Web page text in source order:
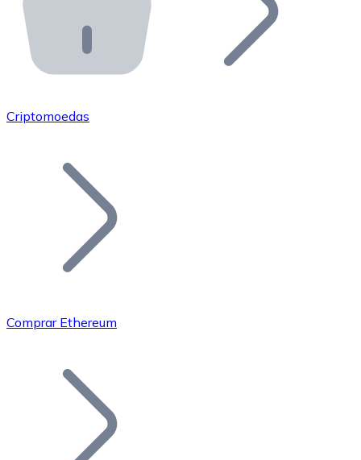
API Bitnovo
Integre nossa API no seu ecossistema.
Junte-se à nossa rede de revendedores e comercialize
Adicione o token do seu projeto ao nosso serviço de
Bitcoin
Criptomoedas
Comprar Ethereum